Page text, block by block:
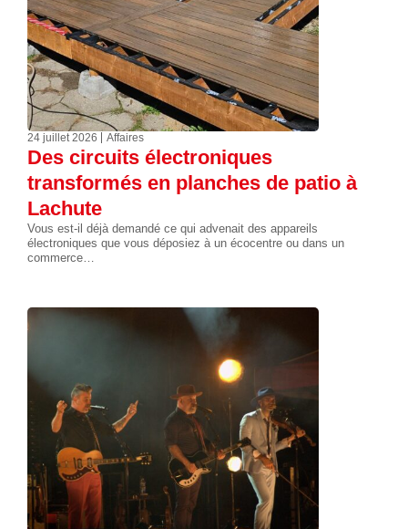
24 juillet 2026 Affaires
Des circuits électroniques
transformés en planches de patio à
Lachute
Vous est-il déjà demandé ce qui advenait des appareils
électroniques que vous déposiez à un écocentre ou dans un
commerce…